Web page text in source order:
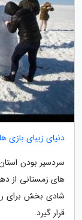
دنیای زیبای بازی
سردسیر بودن
های زمستانی از
شادی بخش برای
قرار گیرد.